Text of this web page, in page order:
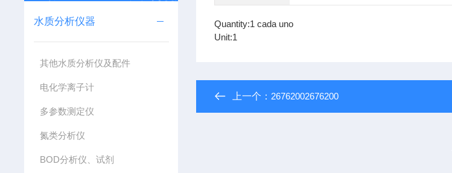
水质分析仪器
其他水质分析仪及配件
电化学离子计
多参数测定仪
氮类分析仪
BOD分析仪、试剂
Quantity:1 cada uno
Unit:1
上一个： 26762002676200